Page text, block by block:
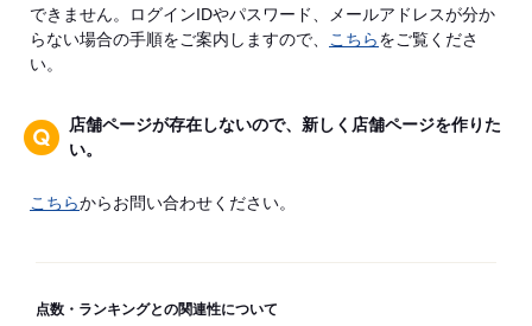
できません。ログインIDやパスワード、メールアドレスが分か
らない場合の手順をご案内しますので、
こちらをご覧くださ
い。
店舗ページが存在しないので、新しく店舗ページを作りた
い。
こちらからお問い合わせください。
点数・ランキングとの関連性について